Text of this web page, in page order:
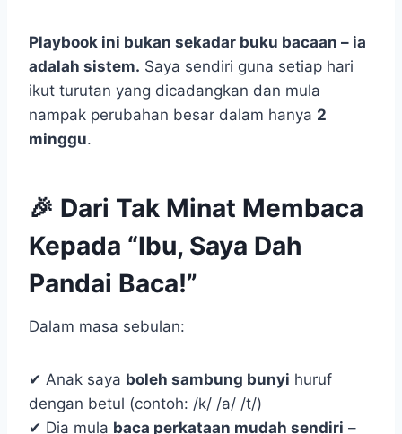
Playbook ini bukan sekadar buku bacaan – ia
adalah sistem. Saya sendiri guna setiap hari
ikut turutan yang dicadangkan dan mula
nampak perubahan besar dalam hanya 2
minggu.
🎉 Dari Tak Minat Membaca
Kepada “Ibu, Saya Dah
Pandai Baca!”
Dalam masa sebulan:
✔ Anak saya boleh sambung bunyi huruf
dengan betul (contoh: /k/ /a/ /t/)
✔ Dia mula baca perkataan mudah sendiri –